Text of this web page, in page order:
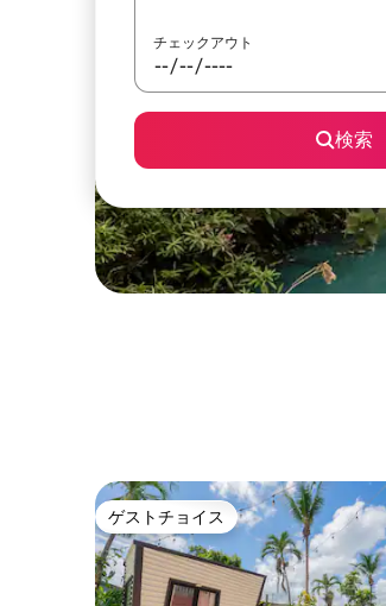
チェックアウト
検索
ゲストチョイス
ゲストチョイス